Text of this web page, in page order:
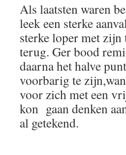
Als laatsten waren
leek een sterke
sterke loper met
terug. Ger bood
daarna het halve
voorbarig te
voor zich met een
kon gaan denken
al getekend.